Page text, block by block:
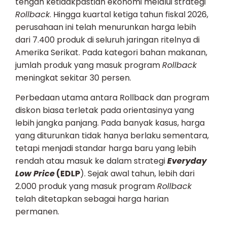
Rollback. Hingga kuartal ketiga tahun fiskal 2026,
perusahaan ini telah menurunkan harga lebih
dari 7.400 produk di seluruh jaringan ritelnya di
Amerika Serikat. Pada kategori bahan makanan,
jumlah produk yang masuk programRollback
meningkat sekitar 30 persen.
Perbedaan utama antara Rollback dan program
diskon biasa terletak pada orientasinya yang
lebih jangka panjang. Pada banyak kasus, harga
yang diturunkan tidak hanya berlaku sementara,
tetapi menjadi standar harga baru yang lebih
rendah atau masuk ke dalam strategiEveryday
Low Price(EDLP). Sejak awal tahun, lebih dari
2.000 produk yang masuk programRollback
telah ditetapkan sebagai harga harian
permanen.